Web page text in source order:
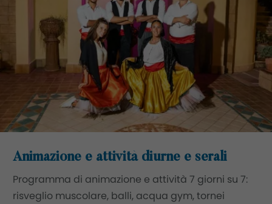
Animazione e attività diurne e serali
Programma di animazione e attività 7 giorni su 7:
risveglio muscolare, balli, acqua gym, tornei